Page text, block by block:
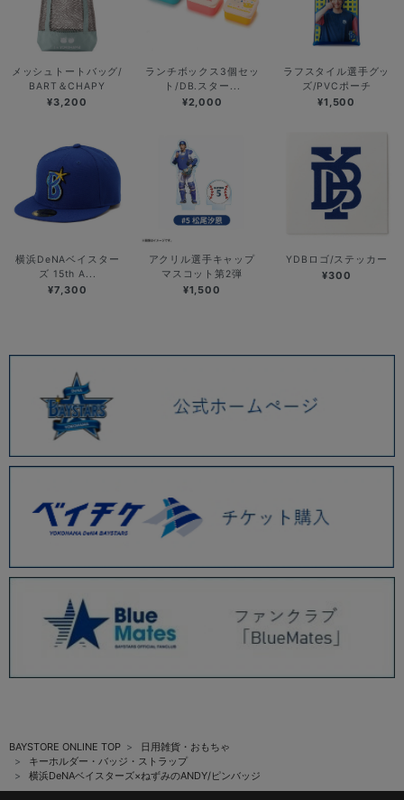
メッシュトートバッグ/
BART＆CHAPY
¥3,200
ランチボックス3個セッ
ト/DB.スター...
¥2,000
ラフスタイル選手グッ
ズ/PVCポーチ
¥1,500
横浜DeNAベイスター
ズ 15th A...
¥7,300
アクリル選手キャップ
マスコット第2弾
¥1,500
YDBロゴ/ステッカー
¥300
BAYSTORE ONLINE TOP
日用雑貨・おもちゃ
キーホルダー・バッジ・ストラップ
横浜DeNAベイスターズ×ねずみのANDY/ピンバッジ